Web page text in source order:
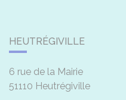
HEUTRÉGIVILLE
6 rue de la Mairie
51110 Heutrégiville